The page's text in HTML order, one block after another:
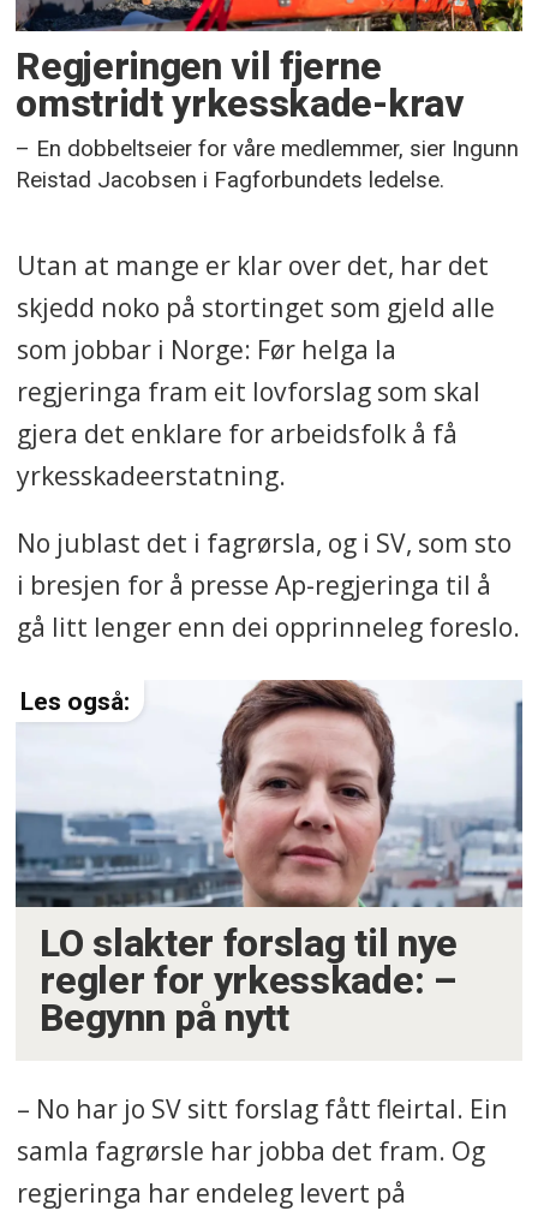
Dei nye reglane gjeld frå 01.
januar 2027.
Oppsummeringa er laga med kunstig
intelligens og kvalitetssikra av
Fagbladet sin redaksjon.
Regjeringen vil fjerne
omstridt yrkesskade-krav
– En dobbeltseier for våre medlemmer, sier Ingunn
Reistad Jacobsen i Fagforbundets ledelse.
Utan at mange er klar over det, har det
skjedd noko på stortinget som gjeld alle
som jobbar i Norge: Før helga la
regjeringa fram eit lovforslag som skal
gjera det enklare for arbeidsfolk å få
yrkesskadeerstatning.
No jublast det i fagrørsla, og i SV, som sto
i bresjen for å presse Ap-regjeringa til å
gå litt lenger enn dei opprinneleg foreslo.
LO slakter forslag til nye
regler for yrkesskade: –
Begynn på nytt
– No har jo SV sitt forslag fått fleirtal. Ein
samla fagrørsle har jobba det fram. Og
regjeringa har endeleg levert på